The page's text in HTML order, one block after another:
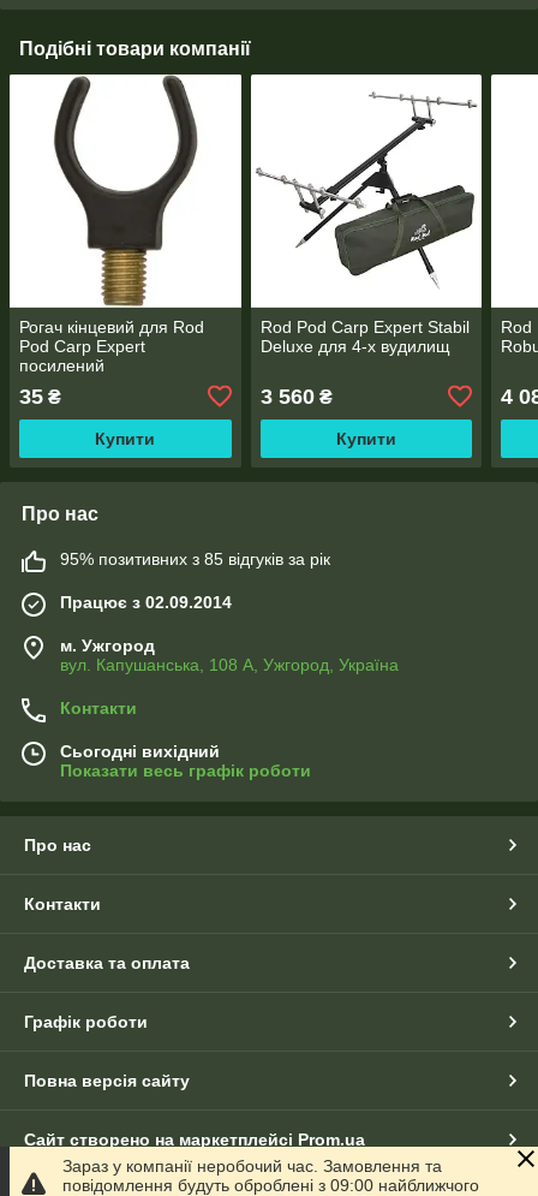
Подібні товари компанії
Рогач кінцевий для Rod
Pod Carp Expert
посилений
35 ₴
Купити
Rod Pod Carp Expert Stabil
Deluxe для 4-х вудилищ
3 560₴
Купити
Rod
4
Про нас
95% позитивних з 85 відгуків за рік
Працює з 02.09.2014
м. Ужгород
вул. Капушанська, 108 А, Ужгород, Україна
Контакти
Сьогодні вихідний
Показати весь графік роботи
Про нас
Контакти
Доставка та оплата
Графік роботи
Повна версія сайту
Сайт створено на маркетплейсі Prom.ua
Зараз у компанії неробочий час. Замовлення та
повідомлення будуть оброблені з 09:00 найближчого